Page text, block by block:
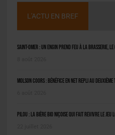
L'ACTU EN BREF
Saint-Omer : un engin prend feu à la brasserie,
Molson Coors : bénéfice en net repli au
Pilou : la bière bio niçoise qui fait revivre le jeu